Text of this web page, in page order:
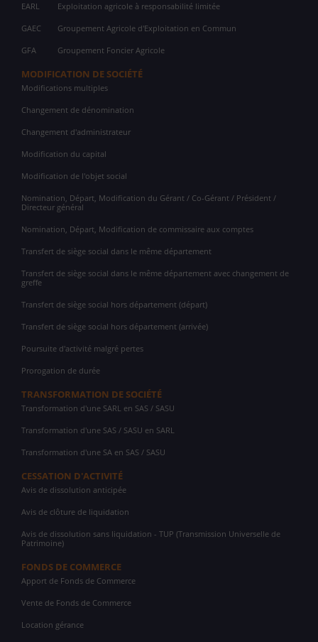
EARL Exploitation agricole à responsabilité limitée
GAEC Groupement Agricole d'Exploitation en Commun
GFA Groupement Foncier Agricole
MODIFICATION DE SOCIÉTÉ
Modifications multiples
Changement de dénomination
Changement d'administrateur
Modification du capital
Modification de l'objet social
Nomination, Départ, Modification du Gérant / Co-Gérant / Président /
Directeur général
Nomination, Départ, Modification de commissaire aux comptes
Transfert de siège social dans le même département
Transfert de siège social dans le même département avec changement de
greffe
Transfert de siège social hors département (départ)
Transfert de siège social hors département (arrivée)
Poursuite d'activité malgré pertes
Prorogation de durée
TRANSFORMATION DE SOCIÉTÉ
Transformation d'une SARL en SAS / SASU
Transformation d'une SAS / SASU en SARL
Transformation d'une SA en SAS / SASU
CESSATION D'ACTIVITÉ
Avis de dissolution anticipée
Avis de clôture de liquidation
Avis de dissolution sans liquidation - TUP (Transmission Universelle de
Patrimoine)
FONDS DE COMMERCE
Apport de Fonds de Commerce
Vente de Fonds de Commerce
Location gérance